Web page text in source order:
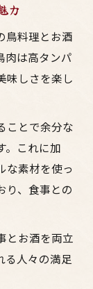
力
鳥料理とお酒
肉は高タンパ
味しさを楽し
ことで余分な
。これに加
な素材を使っ
り、食事との
とお酒を両立
る人々の満足